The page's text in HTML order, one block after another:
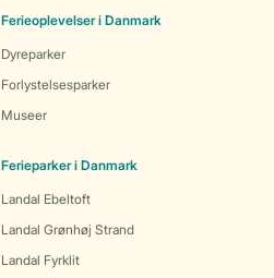
Ferieoplevelser i Danmark
Dyreparker
Forlystelsesparker
Museer
Ferieparker i Danmark
Landal Ebeltoft
Landal Grønhøj Strand
Landal Fyrklit